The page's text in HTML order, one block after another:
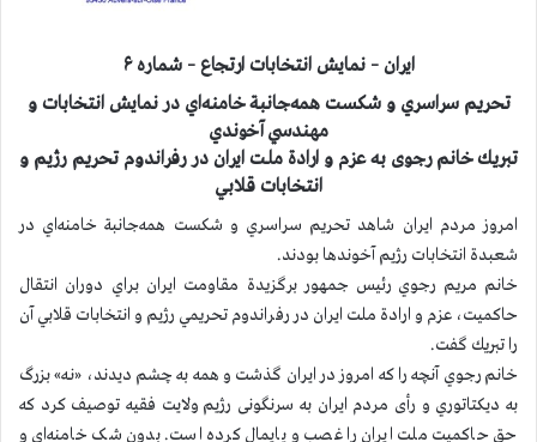
ايران – نمايش انتخابات ارتجاع – شماره ۶
تحريم سراسري و شكست همه‌جانبة خامنه‌اي در نمايش انتخابات و
مهندسي آخوندي
تبريك خانم رجوی به عزم و ارادة ملت ایران در رفراندوم تحريم رژيم و
انتخابات قلابي
امروز مردم ايران شاهد تحريم سراسري و شكست همه‌جانبة خامنه‌اي در
شعبدة انتخابات رژيم آخوندها بودند.
خانم مريم رجوي رئيس جمهور برگزيدة مقاومت ايران براي دوران انتقال
حاكميت، عزم و ارادة ملت ايران در رفراندوم تحريمي رژيم و انتخابات قلابي آن
را تبريك گفت.
خانم رجوي آنچه را كه امروز در ايران گذشت و همه به چشم ديدند، «نـه» بزرگ
به ديكتاتوري و رأی مردم ایران به سرنگونی رژيم ولايت فقيه توصيف كرد كه
حق حاكميت ملت ايران را غصب و پايمال كرده است. بدون شک خامنه‌ای و